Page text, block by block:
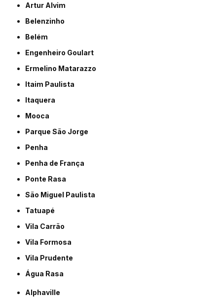
Artur Alvim
Belenzinho
Belém
Engenheiro Goulart
Ermelino Matarazzo
Itaim Paulista
Itaquera
Mooca
Parque São Jorge
Penha
Penha de França
Ponte Rasa
São Miguel Paulista
Tatuapé
Vila Carrão
Vila Formosa
Vila Prudente
Água Rasa
Alphaville